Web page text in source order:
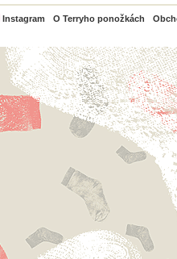
Instagram O Terryho ponožkách PayPal